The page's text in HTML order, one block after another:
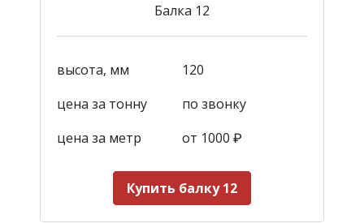
Балка 12
высота, мм
120
цена за тонну
по звонку
цена за метр
от 1000 ₽
Купить балку 12